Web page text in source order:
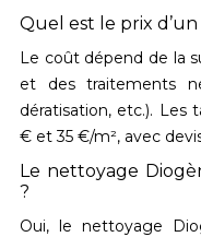
Quel est le prix
Le coût dépend de la
et des traitements
dératisation, etc.).
€ et 35 €/m², avec
Le nettoyage
?
Oui, le nettoyage